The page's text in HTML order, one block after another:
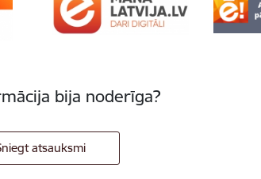
bija noderīga?
atsauksmi